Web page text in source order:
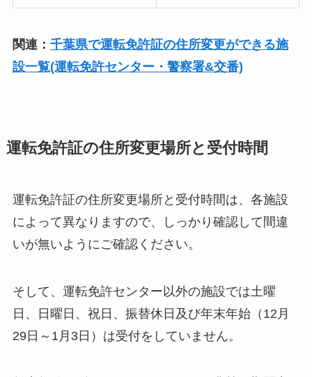
関連： 千葉県で運転免許証の住所変更ができる施
設一覧(運転免許センター・警察署&交番)
運転免許証の住所変更場所と受付時間
運転免許証の住所変更場所と受付時間は、各施設
によって異なりますので、しっかり確認して間違
いが無いようにご確認ください。
そして、運転免許センター以外の施設では土曜
日、日曜日、祝日、振替休日及び年末年始（12月
29日～1月3日）は受付をしていません。